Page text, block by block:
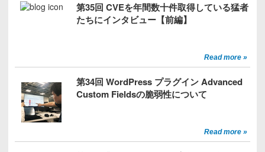
第35回 CVEを年間数十件取得している猛者
たちにインタビュー【前編】
Read more »
第34回 WordPress プラグイン Advanced
Custom Fieldsの脆弱性について
Read more »